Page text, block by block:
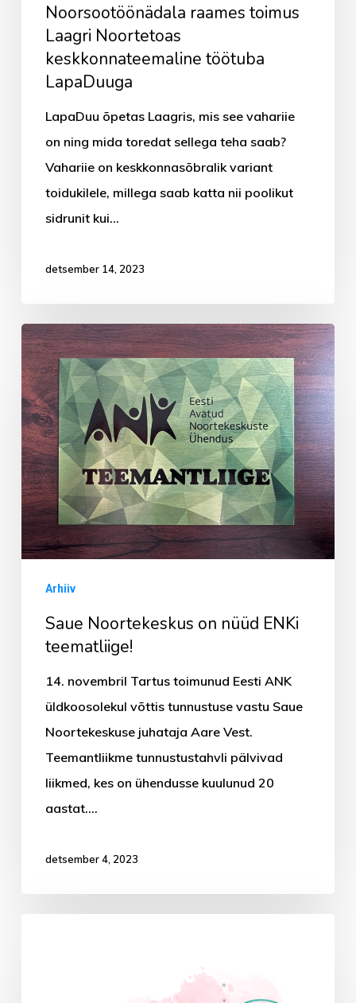
Noorsootöönädala raames toimus
Laagri Noortetoas
keskkonnateemaline töötuba
LapaDuuga
LapaDuu õpetas Laagris, mis see vahariie
on ning mida toredat sellega teha saab?
Vahariie on keskkonnasõbralik variant
toidukilele, millega saab katta nii poolikut
sidrunit kui…
detsember 14, 2023
Saue
Noortekeskus
on
nüüd
ENKi
teematliige!
Arhiiv
Saue Noortekeskus on nüüd ENKi
teematliige!
14. novembril Tartus toimunud Eesti ANK
üldkoosolekul võttis tunnustuse vastu Saue
Noortekeskuse juhataja Aare Vest.
Teemantliikme tunnustustahvli pälvivad
liikmed, kes on ühendusse kuulunud 20
aastat.…
detsember 4, 2023